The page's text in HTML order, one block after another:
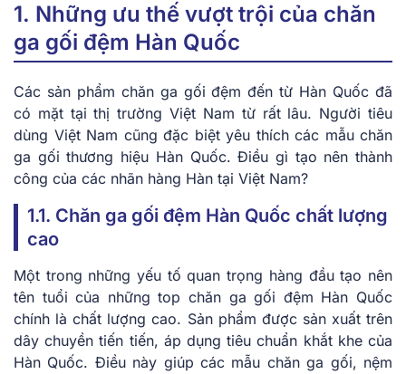
1. Những ưu thế vượt trội của chăn
ga gối đệm Hàn Quốc
Các sản phẩm chăn ga gối đệm đến từ Hàn Quốc đã
có mặt tại thị trường Việt Nam từ rất lâu. Người tiêu
dùng Việt Nam cũng đặc biệt yêu thích các mẫu chăn
ga gối thương hiệu Hàn Quốc. Điều gì tạo nên thành
công của các nhãn hàng Hàn tại Việt Nam?
1.1. Chăn ga gối đệm Hàn Quốc chất lượng
cao
Một trong những yếu tố quan trọng hàng đầu tạo nên
tên tuổi của những top chăn ga gối đệm Hàn Quốc
chính là chất lượng cao. Sản phẩm được sản xuất trên
dây chuyền tiến tiến, áp dụng tiêu chuẩn khắt khe của
Hàn Quốc. Điều này giúp các mẫu chăn ga gối, nệm